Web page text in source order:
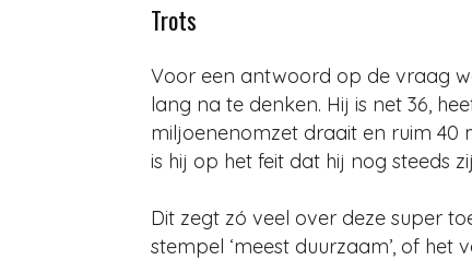
Trots
Voor een antwoord op de vraag
lang na te denken. Hij is net 36,
miljoenenomzet draait en ruim 40
is hij op het feit dat hij nog steeds
Dit zegt zó veel over deze super
stempel ‘meest duurzaam’, of